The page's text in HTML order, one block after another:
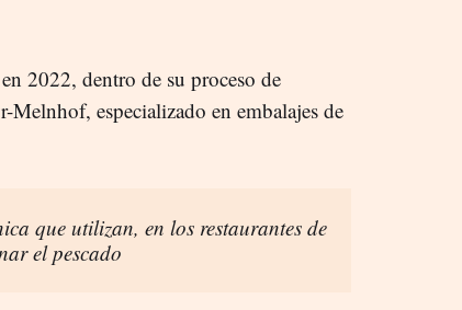
en 2022, dentro de su proceso de
especializado en embalajes de
que utilizan, en los restaurantes de
el pescado